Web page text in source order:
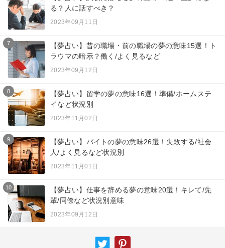
る？人に話すべき？
2023年09月11日
7
【夢占い】昔の職場・前の職場の夢の意味15選！ト
ラウマの暗示？働く/よく見るなど
2023年09月12日
8
【夢占い】留学の夢の意味16選！準備/ホームステ
イなど状況別
2023年11月02日
9
【夢占い】バイトの夢の意味26選！失敗する/社会
人/よく見るなど状況別
2023年11月01日
10
【夢占い】仕事を辞める夢の意味20選！キレて/先
輩/同僚など状況別意味
2023年09月12日